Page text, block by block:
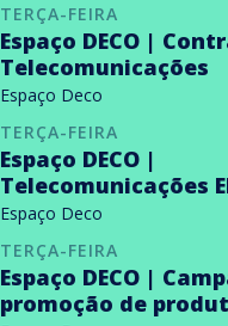
TERÇA-FEIRA
Espaço DECO |
Telecomunicações
Espaço Deco
TERÇA-FEIRA
Espaço DECO |
Telecomunicações
Espaço Deco
TERÇA-FEIRA
Espaço DECO |
promoção de